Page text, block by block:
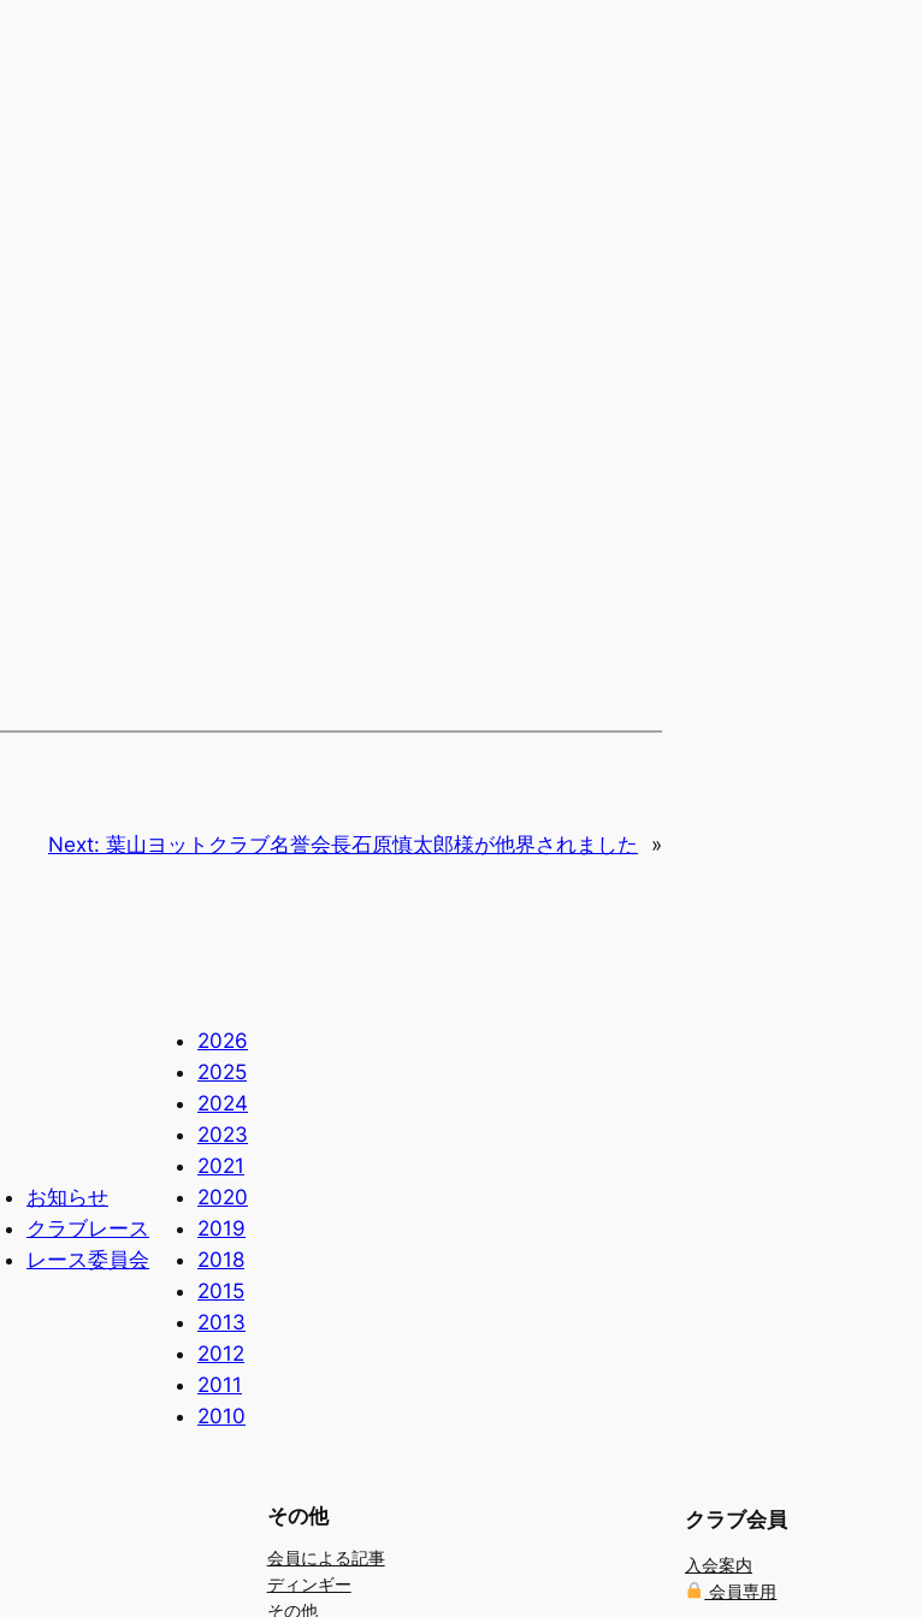
Next: 葉山ヨットクラブ名誉会長石原慎太郎様が他界されました »
お知らせ
クラブレース
レース委員会
2026
2025
2024
2023
2021
2020
2019
2018
2015
2013
2012
2011
2010
その他
会員による記事
ディンギー
その他
クラブ会員
入会案内
会員専用